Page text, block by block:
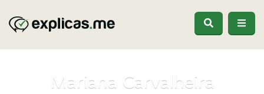
Mariana Carvalheira